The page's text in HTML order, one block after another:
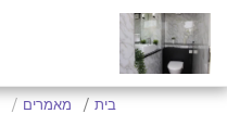
בית מאמרים